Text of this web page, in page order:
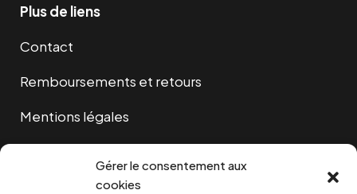
Gérer le consentement aux
cookies
Plus de liens
Contact
Remboursements et retours
Mentions légales